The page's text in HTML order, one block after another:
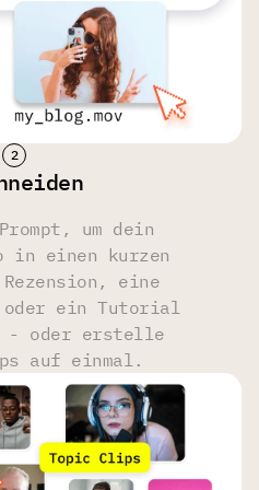
5
Show Highlights, Musik
Gaming Highlights,
usw.
FHD
um dein
in einen kurzen
eine
oder ein Tutorial
- oder erstelle
auf einmal.